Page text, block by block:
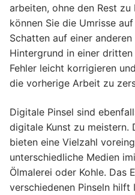
arbeiten, ohne den Rest zu
können Sie die Umrisse
Schatten auf einer
Hintergrund in einer
Fehler leicht korrigieren
die vorherige Arbeit zu
Digitale Pinsel sind
digitale Kunst zu meistern.
bieten eine Vielzahl
unterschiedliche Medien
Ölmalerei oder Kohle. Das
verschiedenen Pinseln hilft